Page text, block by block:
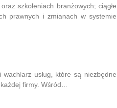
szkoleniach branżowych; ciągłe
prawnych i zmianach w systemie
usług, które są niezbędne
firmy. Wśród…